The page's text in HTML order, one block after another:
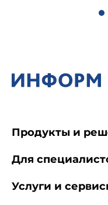
1.4. Куски
1.5.
Допускается
Продукты и
Для
Услуги и